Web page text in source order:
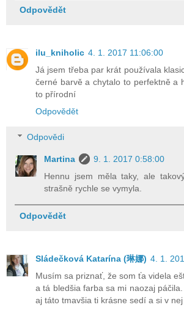
Odpovědět
ilu_kniholic 4. 1. 2017 11:06:00
Já jsem třeba par krát používala
černé barvě a chytalo to perfektně a
to přírodní
Odpovědět
Odpovědi
Martina
9. 1. 2017 0:58:00
Hennu jsem měla taky, ale
strašně rychle se vymyla.
Odpovědět
Sládečková Katarína (琳娜) 4. 1.
Musím sa priznať, že som ťa videla
a tá bledšia farba sa mi naozaj
aj táto tmavšia ti krásne sedí a si v